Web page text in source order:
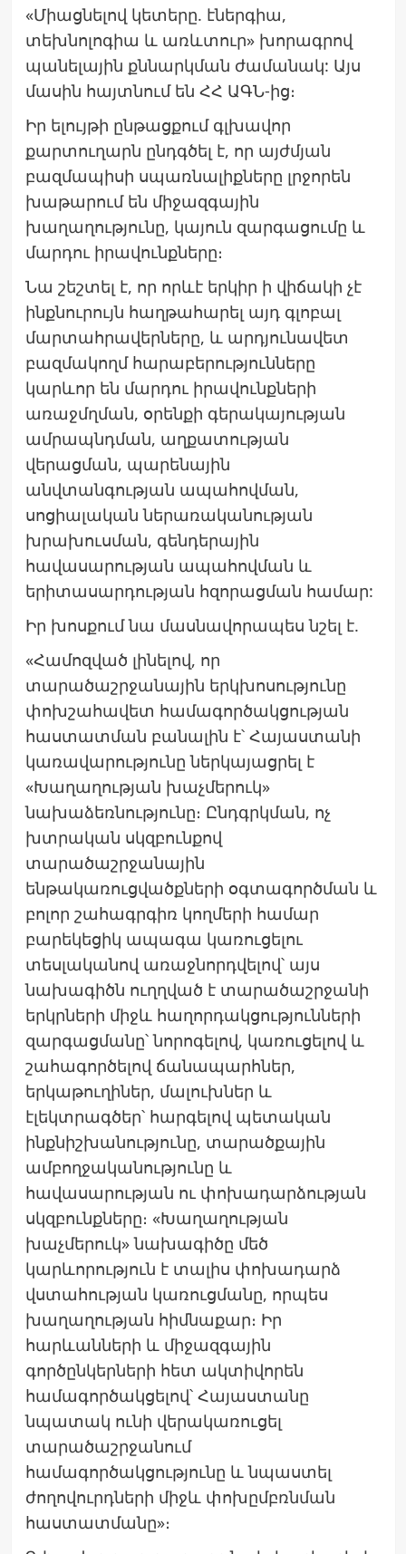
«Միացնելով կետերը. էներգիա,
տեխնոլոգիա և առևտուր» խորագրով
պանելային քննարկման ժամանակ: Այս
մասին հայտնում են ՀՀ ԱԳՆ-ից։
Իր ելույթի ընթացքում գլխավոր
քարտուղարն ընդգծել է, որ այժմյան
բազմապիսի սպառնալիքները լրջորեն
խաթարում են միջազգային
խաղաղությունը, կայուն զարգացումը և
մարդու իրավունքները։
Նա շեշտել է, որ որևէ երկիր ի վիճակի չէ
ինքնուրույն հաղթահարել այդ գլոբալ
մարտահրավերները, և արդյունավետ
բազմակողմ հարաբերությունները
կարևոր են մարդու իրավունքների
առաջմղման, օրենքի գերակայության
ամրապնդման, աղքատության
վերացման, պարենային
անվտանգության ապահովման,
սոցիալական ներառականության
խրախուսման, գենդերային
հավասարության ապահովման և
երիտասարդության հզորացման համար:
Իր խոսքում նա մասնավորապես նշել է.
«Համոզված լինելով, որ
տարածաշրջանային երկխոսությունը
փոխշահավետ համագործակցության
հաստատման բանալին է՝ Հայաստանի
կառավարությունը ներկայացրել է
«Խաղաղության խաչմերուկ»
նախաձեռնությունը։ Ընդգրկման, ոչ
խտրական սկզբունքով
տարածաշրջանային
ենթակառուցվածքների օգտագործման և
բոլոր շահագրգիռ կողմերի համար
բարեկեցիկ ապագա կառուցելու
տեսլականով առաջնորդվելով՝ այս
նախագիծն ուղղված է տարածաշրջանի
երկրների միջև հաղորդակցությունների
զարգացմանը՝ նորոգելով, կառուցելով և
շահագործելով ճանապարհներ,
երկաթուղիներ, մալուխներ և
էլեկտրագծեր՝ հարգելով պետական
ինքնիշխանությունը, տարածքային
ամբողջականությունը և
հավասարության ու փոխադարձության
սկզբունքները։ «Խաղաղության
խաչմերուկ» նախագիծը մեծ
կարևորություն է տալիս փոխադարձ
վստահության կառուցմանը, որպես
խաղաղության հիմնաքար։ Իր
հարևանների և միջազգային
գործընկերների հետ ակտիվորեն
համագործակցելով՝ Հայաստանը
նպատակ ունի վերակառուցել
տարածաշրջանում
համագործակցությունը և նպաստել
ժողովուրդների միջև փոխըմբռնման
հաստատմանը»։